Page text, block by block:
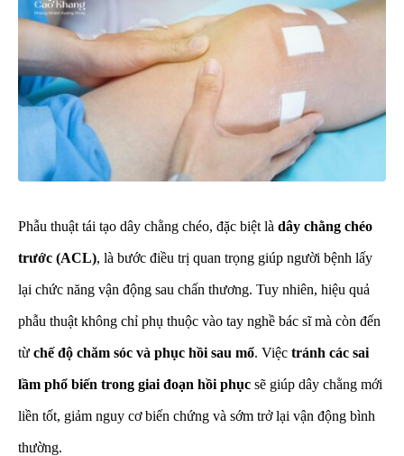
Phẫu thuật tái tạo dây chằng chéo, đặc biệt là dây chằng chéo
trước (ACL), là bước điều trị quan trọng giúp người bệnh lấy
lại chức năng vận động sau chấn thương. Tuy nhiên, hiệu quả
phẫu thuật không chỉ phụ thuộc vào tay nghề bác sĩ mà còn đến
từ chế độ chăm sóc và phục hồi sau mổ. Việc tránh các sai
lầm phổ biến trong giai đoạn hồi phục sẽ giúp dây chằng mới
liền tốt, giảm nguy cơ biến chứng và sớm trở lại vận động bình
thường.